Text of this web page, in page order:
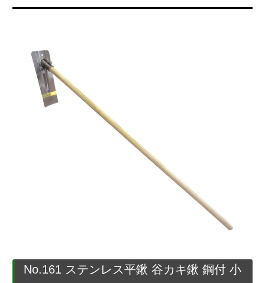
No.161 ステンレス平鍬 谷カキ鍬 鋼付 小